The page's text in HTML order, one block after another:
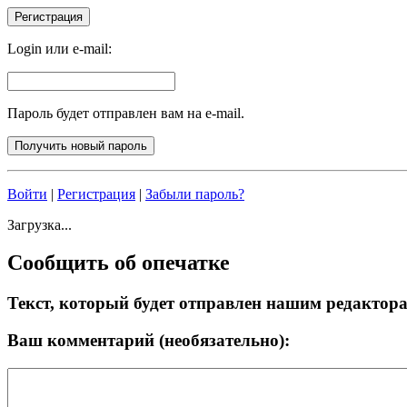
Login или e-mail:
Пароль будет отправлен вам на e-mail.
Войти | Регистрация | Забыли пароль?
Загрузка...
Сообщить об опечатке
Текст, который будет отправлен нашим
Ваш комментарий (необязательно):